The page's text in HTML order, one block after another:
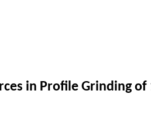
in Profile Grinding of